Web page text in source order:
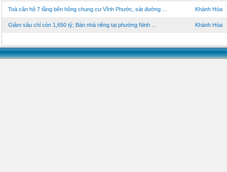
Toà căn hộ 7 tầng bên hông chung cư Vĩnh Phước, sát đường ... Khánh Hòa
Giảm sâu chỉ còn 1,650 tỷ; Bán nhà riêng tại phường Ninh ... Khánh Hòa